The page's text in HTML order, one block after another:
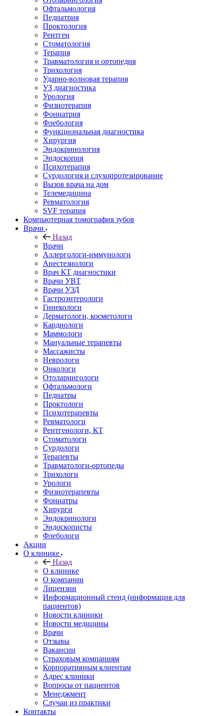
Офтальмология
Педиатрия
Проктология
Рентген
Стоматология
Терапия
Травматология и ортопедия
Трихология
Ударно-волновая терапия
УЗ диагностика
Урология
Физиотерапия
Фониатрия
Флебология
Функциональная диагностика
Хирургия
Эндокринология
Эндоскопия
Психотерапия
Сурдология и слухопротезирование
Вызов врача на дом
Телемедицина
Ревматология
SVF терапия
Компьютерная томография зубов
Врачи
Назад
Врачи
Аллергологи-иммунологи
Анестезиологи
Врач КТ диагностики
Врачи УВТ
Врачи УЗД
Гастроэнтерологи
Гинекологи
Дерматологи, косметологи
Кардиологи
Маммологи
Мануальные терапевты
Массажисты
Неврологи
Онкологи
Отоларингологи
Офтальмологи
Педиатры
Проктологи
Психотерапевты
Ревматологи
Рентгенологи, КТ
Стоматологи
Сурдологи
Терапевты
Травматологи-ортопеды
Трихологи
Урологи
Физиотерапевты
Фониатры
Хирурги
Эндокринологи
Эндоскописты
Флебологи
Акции
О клинике
Назад
О клинике
О компании
Лицензии
Информационный стенд (информация для
пациентов)
Новости клиники
Новости медицины
Врачи
Отзывы
Вакансии
Страховым компаниям
Корпоративным клиентам
Адрес клиники
Вопросы от пациентов
Менеджмент
Случаи из практики
Контакты